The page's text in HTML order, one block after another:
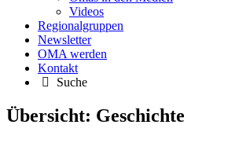
Videos
Regionalgruppen
Newsletter
OMA werden
Kontakt
Suche
Übersicht: Geschichte